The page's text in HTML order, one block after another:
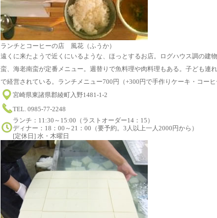
ランチとコーヒーの店 風花（ふうか）
遠くに来たようで近くにいるような、ほっとするお店。ログハウス調の建
蛮、海老南蛮が定番メニュー。週替りで魚料理や肉料理もある。子ども連
で経営されている。ランチメニュー700円（+300円で手作りケーキ・コーヒ
宮崎県東諸県郡綾町入野1481-1-2
TEL. 0985-77-2248
ランチ：11:30～15:00（ラストオーダー14：15）
ディナー：18：00～21：00（要予約。3人以上一人2000円から）
[定休日] 水・木曜日